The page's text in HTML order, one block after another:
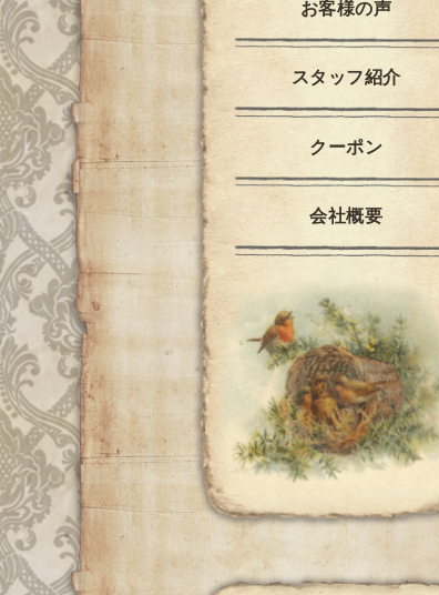
お客様の声
スタッフ紹介
クーポン
会社概要